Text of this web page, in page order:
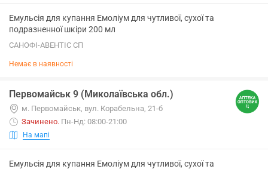
Емульсія для купання Емоліум для чутливої, сухої та
подразненної шкіри 200 мл
САНОФІ-АВЕНТІС СП
Немає в наявності
Первомайськ 9 (Миколаївська обл.)
м. Первомайськ, вул. Корабельна, 21-б
Зачинено. Пн-Нд: 08:00-21:00
На мапі
Емульсія для купання Емоліум для чутливої, сухої та